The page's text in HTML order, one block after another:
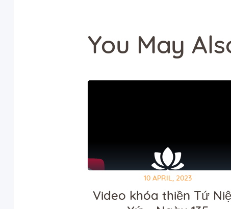
You May
10 APRIL, 2023
Video khóa thiền Tứ